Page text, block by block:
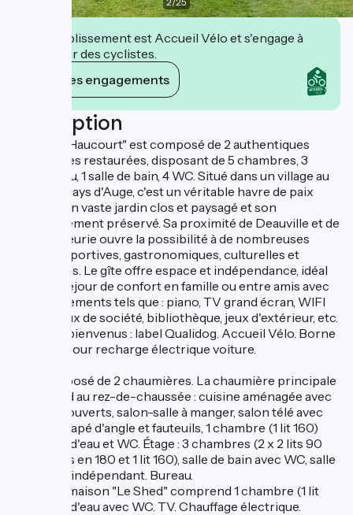
Cet établissement est Accueil Vélo et s'engage à
accueillir des cyclistes.
Voir ses engagements
Description
"Le Pré d'Haucourt" est composé de 2 authentiques
chaumières restaurées, disposant de 5 chambres, 3
salles d'eau, 1 salle de bain, 4 WC. Situé dans un village au
cœur du Pays d'Auge, c'est un véritable havre de paix
grâce à son vaste jardin clos et paysagé et son
environnement préservé. Sa proximité de Deauville et de
la Côte Fleurie ouvre la possibilité à de nombreuses
activités sportives, gastronomiques, culturelles et
historiques. Le gîte offre espace et indépendance, idéal
pour un séjour de confort en famille ou entre amis avec
des équipements tels que : piano, TV grand écran, WIFI
gratuit, jeux de société, bibliothèque, jeux d'extérieur, etc.
Animaux bienvenus : label Qualidog. Accueil Vélo. Borne
Qovoltis pour recharge électrique voiture.
Gîte composé de 2 chaumières. La chaumière principale
comprend au rez-de-chaussée : cuisine aménagée avec
table 10 couverts, salon-salle à manger, salon télé avec
piano, canapé d'angle et fauteuils, 1 chambre (1 lit 160)
avec salle d'eau et WC. Étage : 3 chambres (2 x 2 lits 90
jumelables en 180 et 1 lit 160), salle de bain avec WC, salle
d'eau, WC indépendant. Bureau.
La Petite maison "Le Shed" comprend 1 chambre (1 lit
160), salle d'eau avec WC. TV. Chauffage électrique.